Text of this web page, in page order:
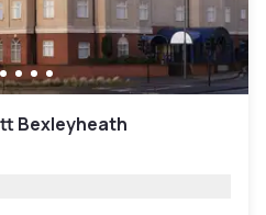
Bexleyheath